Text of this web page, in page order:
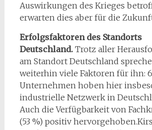
Auswirkungen des Krieges
erwarten dies aber für die
Erfolgsfaktoren des Standorts
Deutschland. Trotz aller
am Standort Deutschland
weiterhin viele Faktoren für ihn:
Unternehmen hoben hier
industrielle Netzwerk in
Auch die Verfügbarkeit von
(53 %) positiv